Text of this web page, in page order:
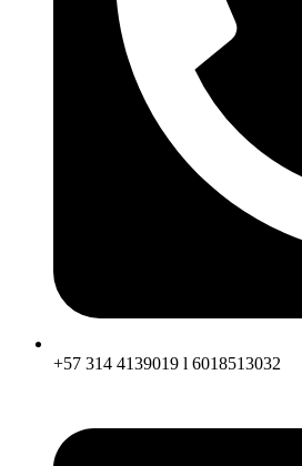
+57 314 4139019 l 6018513032